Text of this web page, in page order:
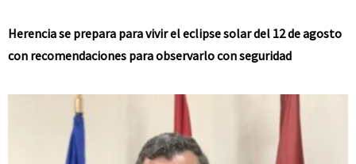
Herencia se prepara para vivir el eclipse solar del 12 de agosto
con recomendaciones para observarlo con seguridad